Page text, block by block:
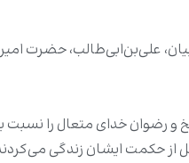
بیان، علی‌بن‌ابی‌طالب، حضرت
خدای متعال را نسبت
حکمت ایشان زندگی